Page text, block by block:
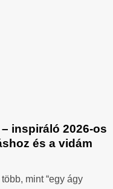
inspiráló 2026-os
és a vidám
mint “egy ágy